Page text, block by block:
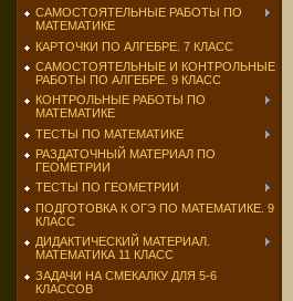
САМОСТОЯТЕЛЬНЫЕ РАБОТЫ ПО
МАТЕМАТИКЕ
КАРТОЧКИ ПО АЛГЕБРЕ. 7 КЛАСС
САМОСТОЯТЕЛЬНЫЕ И КОНТРОЛЬНЫЕ
РАБОТЫ ПО АЛГЕБРЕ. 9 КЛАСС
КОНТРОЛЬНЫЕ РАБОТЫ ПО
МАТЕМАТИКЕ
ТЕСТЫ ПО МАТЕМАТИКЕ
РАЗДАТОЧНЫЙ МАТЕРИАЛ ПО
ГЕОМЕТРИИ
ТЕСТЫ ПО ГЕОМЕТРИИ
ПОДГОТОВКА К ОГЭ ПО МАТЕМАТИКЕ. 9
КЛАСС
ДИДАКТИЧЕСКИЙ МАТЕРИАЛ.
МАТЕМАТИКА 11 КЛАСС
ЗАДАЧИ НА СМЕКАЛКУ ДЛЯ 5-6
КЛАССОВ